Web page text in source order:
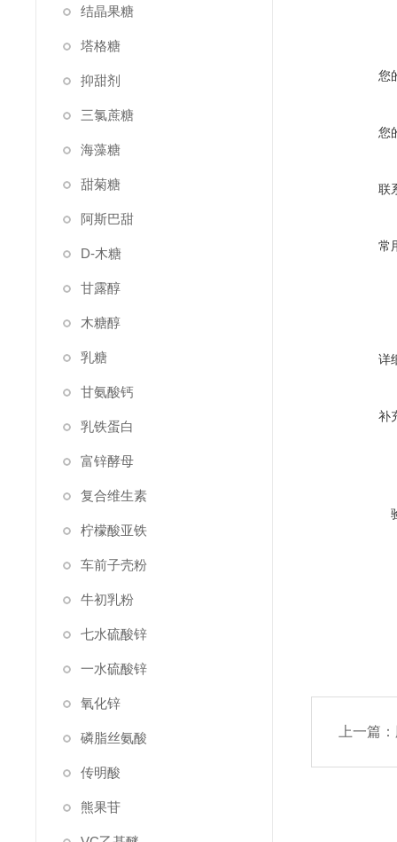
结晶果糖
塔格糖
抑甜剂
三氯蔗糖
海藻糖
甜菊糖
阿斯巴甜
D-木糖
甘露醇
木糖醇
乳糖
甘氨酸钙
乳铁蛋白
富锌酵母
复合维生素
柠檬酸亚铁
车前子壳粉
牛初乳粉
七水硫酸锌
一水硫酸锌
氧化锌
磷脂丝氨酸
传明酸
熊果苷
您
您
联
常
详
补
上一篇：